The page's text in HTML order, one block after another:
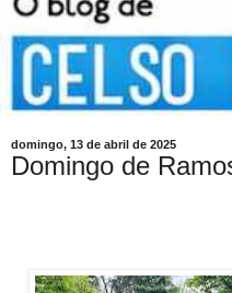
domingo, 13 de abril de 2025
Domingo de